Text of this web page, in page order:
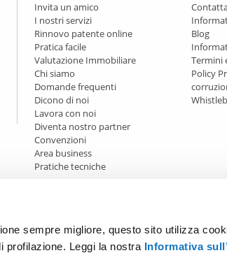
sempre migliore, questo sito utilizza
profilazione. Leggi la nostra Informativa
Invita un amico
I nostri servizi
Rinnovo patente online
Pratica facile
Valutazione Immobiliare
Chi siamo
Domande frequenti
Dicono di noi
Lavora con noi
Diventa nostro partner
Convenzioni
Area business
Pratiche tecniche
Blog
Termini
Policy